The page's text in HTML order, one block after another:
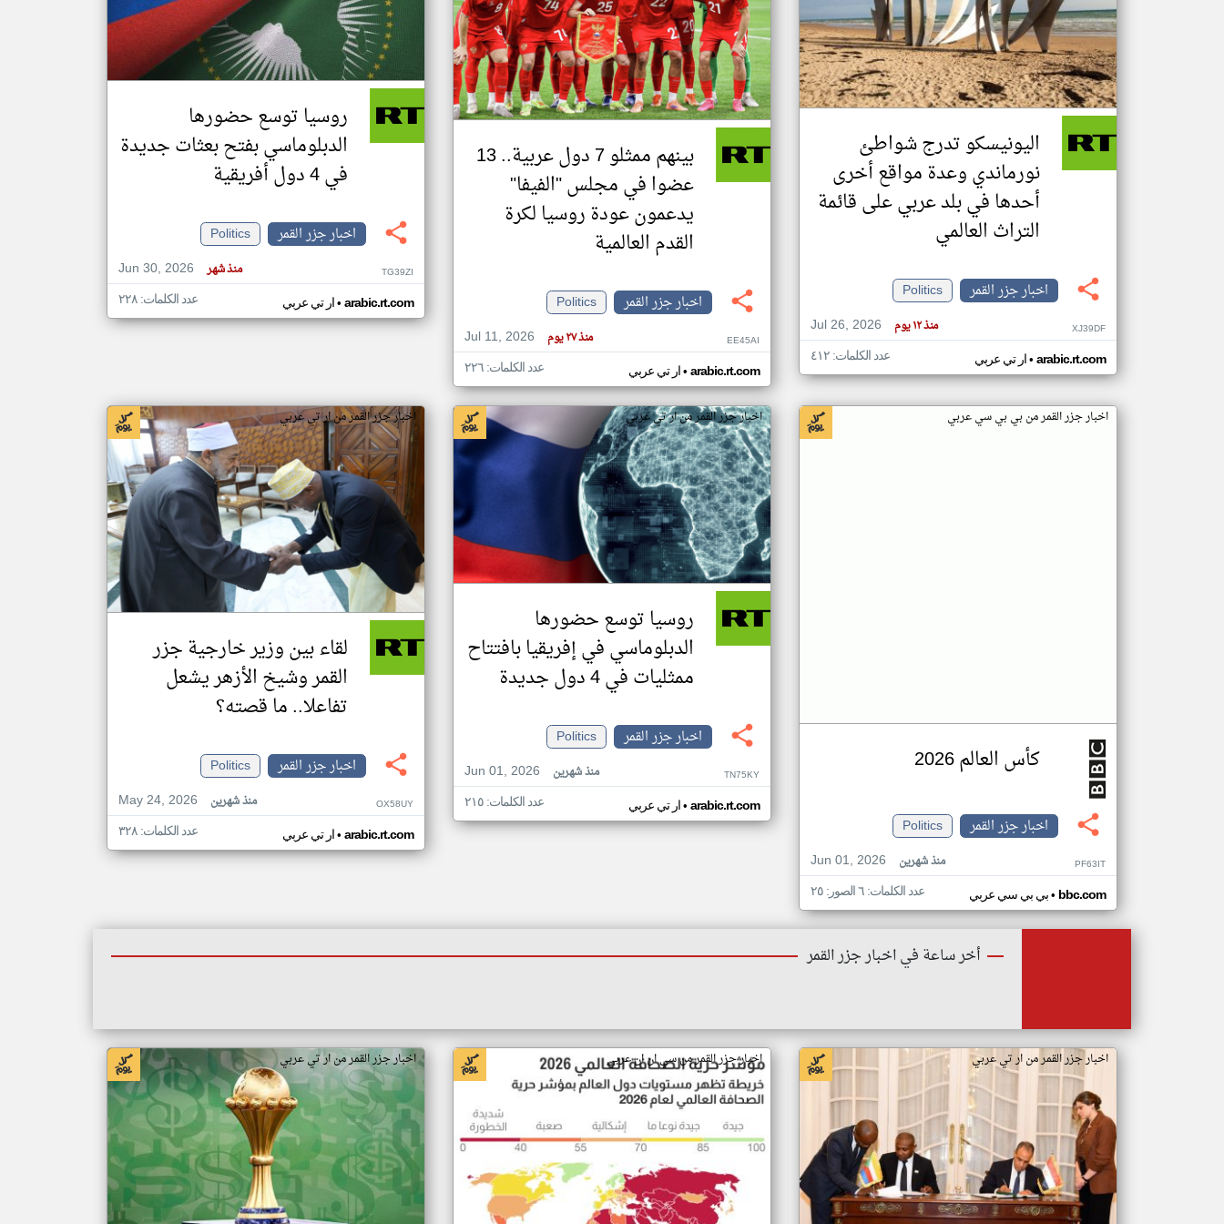
تغيير الدولة
اخبار جزر القمر على مدار الساعة
أهم اخبار جزر القمر العاجلة والمباشرة
اليونيسكو تدرج شواطئ
نورماندي وعدة مواقع أخرى
أحدها في بلد عربي على قائمة
التراث العالمي
اخبار جزر القمر
Politics
Jul 26, 2026
منذ ١٢ يوم XJ39DF
ار تي عربي• arabic.rt.com عدد الكلمات: ٤١٢
بينهم ممثلو 7 دول عربية.. 13
عضوا في مجلس "الفيفا"
يدعمون عودة روسيا لكرة
القدم العالمية
اخبار جزر القمر
Politics
Jul 11, 2026
منذ ٢٧ يوم EE45AI
ار تي عربي• arabic.rt.com عدد الكلمات: ٢٢٦
روسيا توسع حضورها
الدبلوماسي بفتح بعثات جديدة
في 4 دول أفريقية
اخبار جزر القمر
Politics
Jun 30, 2026
منذ شهر TG39ZI
ار تي عربي• arabic.rt.com عدد الكلمات: ٢٢٨
اخبار جزر القمر من بي بي سي عربي
كأس العالم 2026
اخبار جزر القمر
Politics
Jun 01, 2026
منذ شهرين PF63IT
بي بي سي عربي• bbc.com عدد الكلمات: ٦ الصور: ٢٥
اخبار جزر القمر من ار تي عربي
روسيا توسع حضورها
الدبلوماسي في إفريقيا بافتتاح
ممثليات في 4 دول جديدة
اخبار جزر القمر
Politics
Jun 01, 2026
منذ شهرين TN75KY
ار تي عربي• arabic.rt.com عدد الكلمات: ٢١٥
اخبار جزر القمر من ار تي عربي
لقاء بين وزير خارجية جزر
القمر وشيخ الأزهر يشعل
تفاعلا.. ما قصته؟
اخبار جزر القمر
Politics
May 24, 2026
منذ شهرين OX58UY
ار تي عربي• arabic.rt.com عدد الكلمات: ٣٢٨
أخر ساعة في اخبار جزر القمر
اخبار جزر القمر من ار تي عربي اخبار جزر القمر من سي ان ان عربي اخبار جزر القمر من ار تي عربي
klyoum.com